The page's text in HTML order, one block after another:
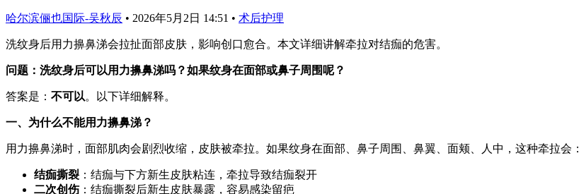
哈尔滨俪也国际-吴秋辰 • 2026年5月2日 14:51 • 术后护理
洗纹身后用力擤鼻涕会拉扯面部皮肤，影响创口愈合。本文详细讲解牵拉对结痂的危害。
问题：洗纹身后可以用力擤鼻涕吗？如果纹身在面部或鼻子周围呢？
答案是： 不可以。以下详细解释。
一、为什么不能用力擤鼻涕？
用力擤鼻涕时，面部肌肉会剧烈收缩，皮肤被牵拉。如果纹身在面部、鼻子周围、鼻翼、面颊、人中，这种牵拉会：
结痂撕裂 ：结痂与下方新生皮肤粘连，牵拉导致结痂裂开
二次创伤：结痂撕裂后新生皮肤暴露，容易感染留疤